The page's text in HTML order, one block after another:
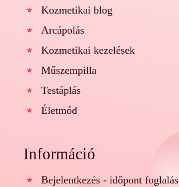
Kozmetikai blog
Arcápolás
Kozmetikai kezelések
Műszempilla
Testáplás
Életmód
Információ
Bejelentkezés - időpont foglalás